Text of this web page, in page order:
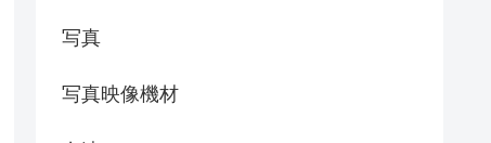
写真
写真映像機材